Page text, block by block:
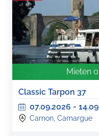
Mieten
Classic Tarpon 37
07.09.2026 -
Carnon, Camargue